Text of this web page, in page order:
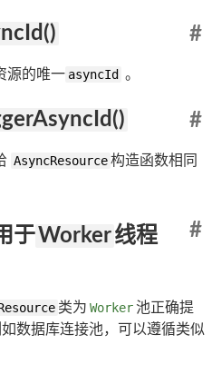
#
源的唯一 asyncId 。
#
AsyncResource构造函数相同
于Worker线程
#
类为 Worker池正确提
数据库连接池，可以遵循类似